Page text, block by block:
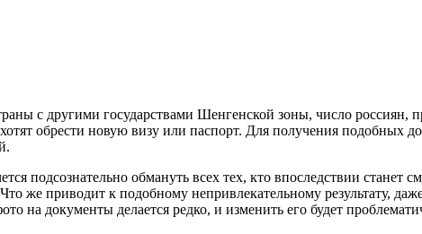
с другими государствами Шенгенской зоны, число россиян,
обрести новую визу или паспорт. Для получения подобных
подсознательно обмануть всех тех, кто впоследствии станет
же приводит к подобному непривлекательному результату,
на документы делается редко, и изменить его будет